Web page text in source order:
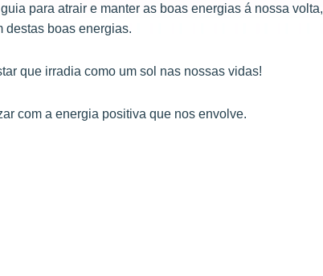
para atrair e manter as boas energias á nossa volta,
destas boas energias.
que irradia como um sol nas nossas vidas!
com a energia positiva que nos envolve.